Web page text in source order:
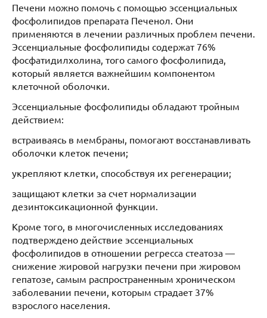
Печени можно помочь с помощью эссенциальных
фосфолипидов препарата Печенол. Они
применяются в лечении различных проблем печени.
Эссенциальные фосфолипиды содержат 76%
фосфатидилхолина, того самого фосфолипида,
который является важнейшим компонентом
клеточной оболочки.
Эссенциальные фосфолипиды обладают тройным
действием:
встраиваясь в мембраны, помогают восстанавливать
оболочки клеток печени;
укрепляют клетки, способствуя их регенерации;
защищают клетки за счет нормализации
дезинтоксикационной функции.
Кроме того, в многочисленных исследованиях
подтверждено действие эссенциальных
фосфолипидов в отношении регресса стеатоза —
снижение жировой нагрузки печени при жировом
гепатозе, самым распространенным хроническом
заболевании печени, которым страдает 37%
взрослого населения.